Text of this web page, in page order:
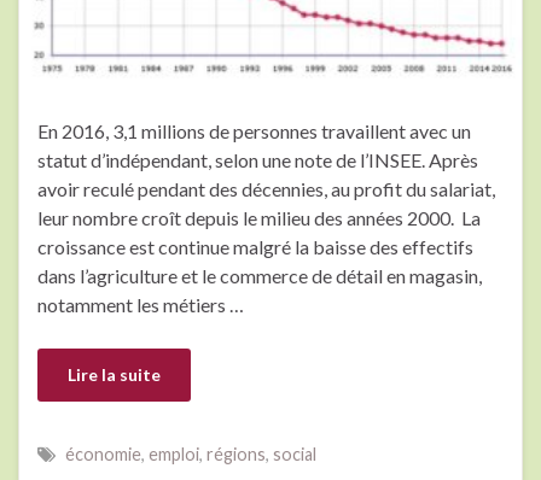
En 2016, 3,1 millions de personnes travaillent avec un
statut d’indépendant, selon une note de l’INSEE. Après
avoir reculé pendant des décennies, au profit du salariat,
leur nombre croît depuis le milieu des années 2000. La
croissance est continue malgré la baisse des effectifs
dans l’agriculture et le commerce de détail en magasin,
notamment les métiers …
Lire la suite
économie, emploi, régions, social